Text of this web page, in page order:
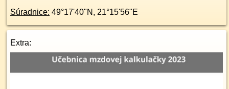
Súradnice: 49°17'40"N , 21°15'56"E
Extra: